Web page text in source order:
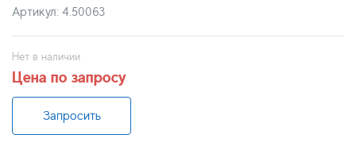
Артикул: 4.50063
Нет в наличии
Цена по запросу
Запросить